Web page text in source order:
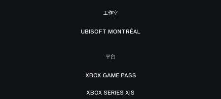
工作室
UBISOFT MONTRÉAL
平台
XBOX GAME PASS
XBOX SERIES X|S